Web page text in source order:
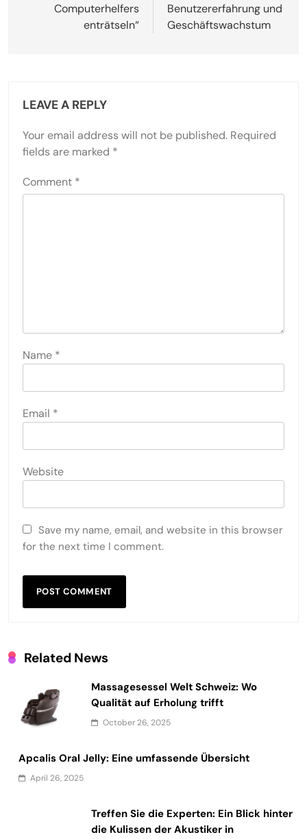
Computerhelfers
enträtseln“
Benutzererfahrung und
Geschäftswachstum
LEAVE A REPLY
Your email address will not be published. Required
fields are marked *
Comment *
Name *
Email *
Website
Save my name, email, and website in this browser
for the next time I comment.
Related News
Massagesessel Welt Schweiz: Wo
Qualität auf Erholung trifft
October 26, 2025
Apcalis Oral Jelly: Eine umfassende Übersicht
April 26, 2025
Treffen Sie die Experten: Ein Blick hinter
die Kulissen der Akustiker in